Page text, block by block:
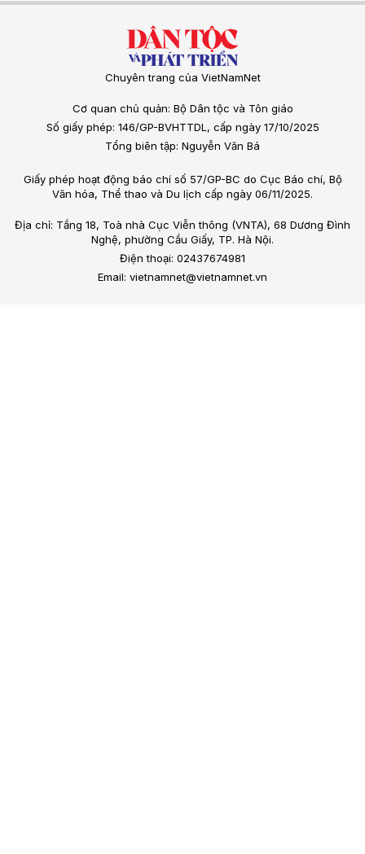
Chuyên trang của VietNamNet
Cơ quan chủ quản: Bộ Dân tộc và Tôn giáo
Số giấy phép: 146/GP-BVHTTDL, cấp ngày 17/10/2025
Tổng biên tập: Nguyễn Văn Bá
Giấy phép hoạt động báo chí số 57/GP-BC do Cục Báo chí, Bộ
Văn hóa, Thể thao và Du lịch cấp ngày 06/11/2025.
Địa chỉ: Tầng 18, Toà nhà Cục Viễn thông (VNTA), 68 Dương Đình
Nghệ, phường Cầu Giấy, TP. Hà Nội.
Điện thoại: 02437674981
Email: vietnamnet@vietnamnet.vn